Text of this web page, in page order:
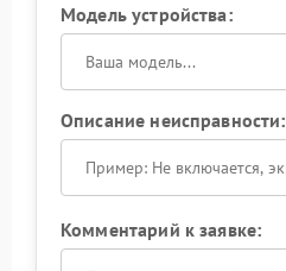
Модель устройства:
Описание неисправности:
Комментарий к заявке: